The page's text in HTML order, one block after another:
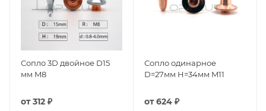
Сопло 3D двойное D15
мм M8
от312 ₽
Сопло одинарное
D=27мм H=34мм M11
от624 ₽